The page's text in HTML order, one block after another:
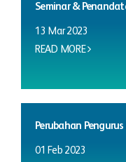
Seminar &
13 Mar 2023
READ MORE
Perubahan
01 Feb 2023